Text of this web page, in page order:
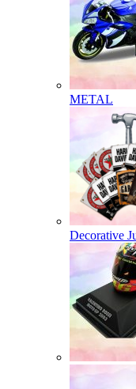
METAL
Decorative